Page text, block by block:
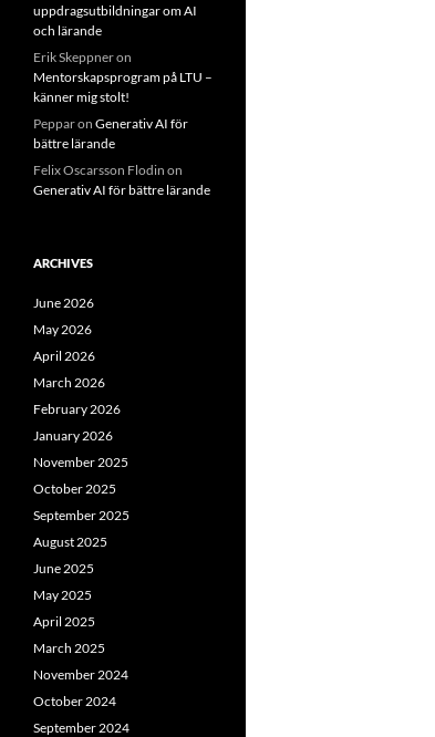
uppdragsutbildningar om AI
och lärande
Erik Skeppneron
Mentorskapsprogram på LTU –
känner mig stolt!
Pepparon Generativ AI för
bättre lärande
Felix Oscarsson Flodin on
Generativ AI för bättre lärande
ARCHIVES
June 2026
May 2026
April 2026
March 2026
February 2026
January 2026
November 2025
October 2025
September 2025
August 2025
June 2025
May 2025
April 2025
March 2025
November 2024
October 2024
September 2024